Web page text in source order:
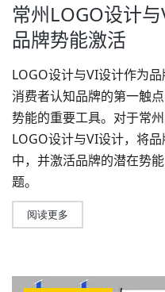
常州LOGO设计
品牌势能激活
LOGO设计与VI设计作为
消费者认知品牌的第一触
势能的重要工具。对于常
LOGO设计与VI设计，将
中，并激活品牌的潜在势
题。
阅读更多